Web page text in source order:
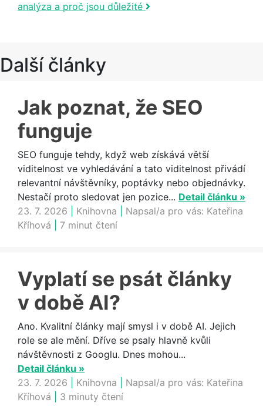
analýza a proč jsou důležité
Další články
Jak poznat, že SEO
funguje
SEO funguje tehdy, když web získává větší
viditelnost ve vyhledávání a tato viditelnost přivádí
relevantní návštěvníky, poptávky nebo objednávky.
Nestačí proto sledovat jen pozice... Detail článku »
23. 7. 2026
Knihovna Napsal/a pro vás: Kateřina
Kříhová
7 minut čtení
Vyplatí se psát články
v době AI?
Ano. Kvalitní články mají smysl i v době AI. Jejich
role se ale mění. Dříve se psaly hlavně kvůli
návštěvnosti z Googlu. Dnes mohou...
Detail článku »
23. 7. 2026
Knihovna Napsal/a pro vás: Kateřina
Kříhová
3 minuty čtení